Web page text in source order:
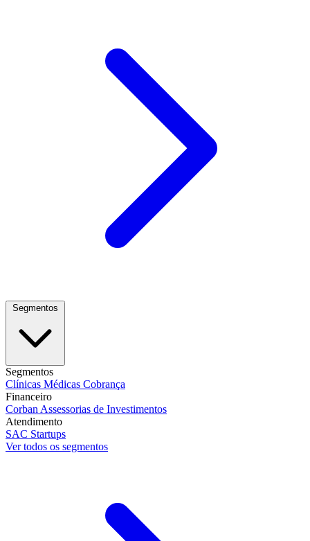
Segmentos
Segmentos
Clínicas Médicas Cobrança
Financeiro
Corban Assessorias de Investimentos
Atendimento
SAC Startups
Ver todos os segmentos